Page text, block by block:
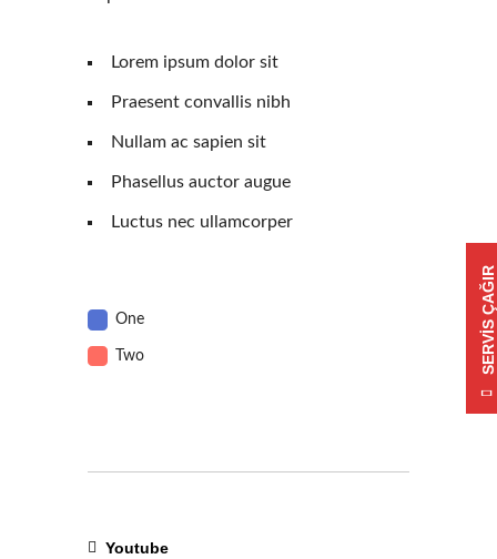
Lorem ipsum dolor sit
Praesent convallis nibh
Nullam ac sapien sit
Phasellus auctor augue
Luctus nec ullamcorper
One
Two
Youtube
SERVIS ÇAĞIR